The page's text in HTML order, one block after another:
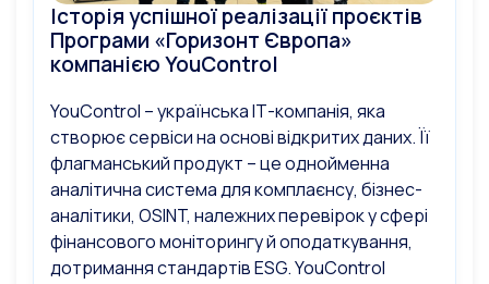
Історія успішної реалізації проєктів
Програми «Горизонт Європа»
компанією YouControl
YouControl – українська ІТ-компанія, яка
створює сервіси на основі відкритих даних. Її
флагманський продукт – це однойменна
аналітична система для комплаєнсу, бізнес-
аналітики, OSINT, належних перевірок у сфері
фінансового моніторингу й оподаткування,
дотримання стандартів ESG. YouControl